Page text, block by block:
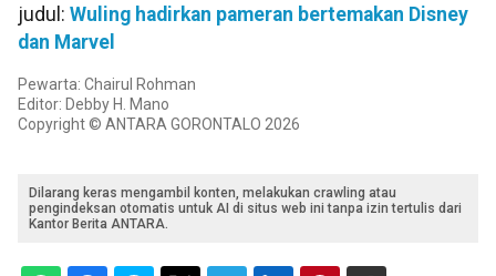
judul: Wuling hadirkan pameran bertemakan Disney
dan Marvel
Pewarta: Chairul Rohman
Editor: Debby H. Mano
Copyright © ANTARA GORONTALO 2026
Dilarang keras mengambil konten, melakukan crawling atau
pengindeksan otomatis untuk AI di situs web ini tanpa izin tertulis dari
Kantor Berita ANTARA.